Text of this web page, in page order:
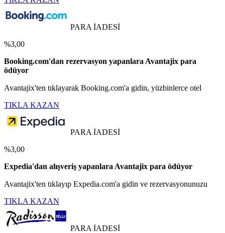
PARA İADESİ
%3,00
Booking.com'dan rezervasyon yapanlara Avantajix para
ödüyor
Avantajix'ten tıklayarak Booking.com'a gidin, yüzbinlerce otel
TIKLA KAZAN
PARA İADESİ
%3,00
Expedia'dan alışveriş yapanlara Avantajix para ödüyor
Avantajix'ten tıklayıp Expedia.com'a gidin ve rezervasyonunuzu
TIKLA KAZAN
PARA İADESİ